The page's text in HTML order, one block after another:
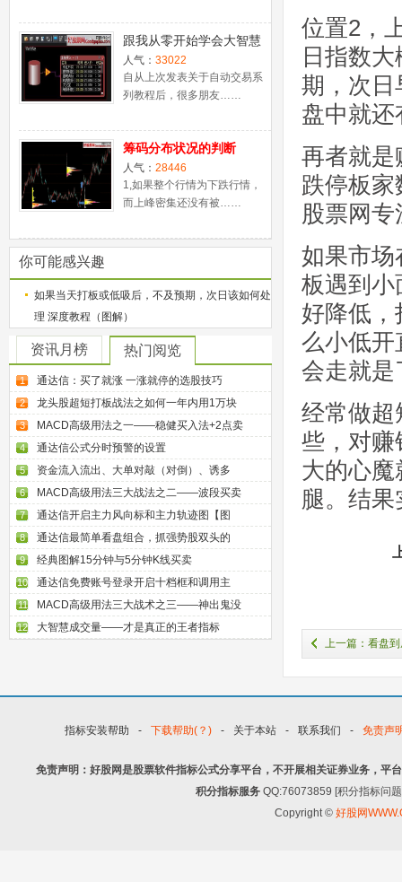
跟我从零开始学会大智慧
股票池自动交易
人气： 33022
自从上次发表关于自动交易系
列教程后，很多朋友……
筹码分布状况的判断
人气： 28446
1,如果整个行情为下跌行情，
而上峰密集还没有被……
你可能感兴趣
如果当天打板或低吸后，不及预期，次日该如何处
理 深度教程（图解）
资讯月榜 热门阅览
1 通达信：买了就涨 一涨就停的选股技巧
2 龙头股超短打板战法之如何一年内用1万块
3 MACD高级用法之一——稳健买入法+2点卖
4 通达信公式分时预警的设置
5 资金流入流出、大单对敲（对倒）、诱多
6 MACD高级用法三大战法之二——波段买卖
7 通达信开启主力风向标和主力轨迹图【图
8 通达信最简单看盘组合，抓强势股双头的
9 经典图解15分钟与5分钟K线买卖
10 通达信免费账号登录开启十档框和调用主
11 MACD高级用法三大战术之三——神出鬼没
12 大智慧成交量——才是真正的王者指标
位置2，
日指数
期，次日
盘中就
再者就是
跌停板
股票网
如果市场
板遇到小
好降低
么小低开
会走就是
经常做超
些，对赚
大的心
腿。结
上一篇：看盘
指标安装帮助 - 下载帮助(？) - 关于本站 - 联系我们 - 免责声
免责声明：好股网是股票软件指标公式分享平台，不开展相关证券业务，平
积分指标服务 QQ:76073859 [积分指标问
Copyright © 好股网